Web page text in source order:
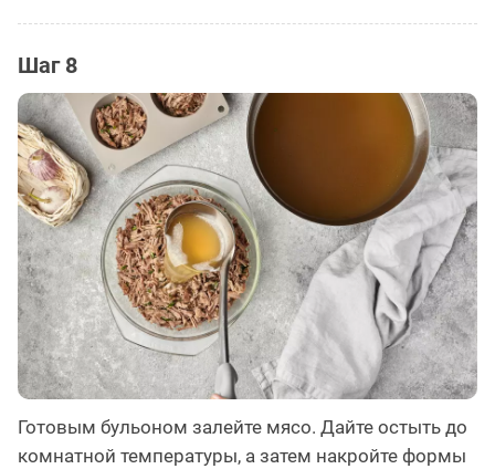
Шаг 8
Готовым бульоном залейте мясо. Дайте остыть до
комнатной температуры, а затем накройте формы